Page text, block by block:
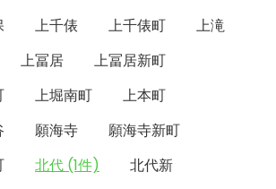
上千俵 上千俵町
上滝
上冨居
上冨居新町
上堀南町
上本町
願海寺
願海寺新町
北代 (1件)
北代新